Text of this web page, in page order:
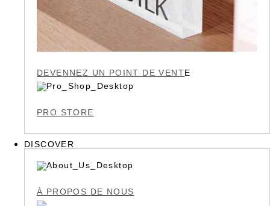
DEVENNEZ UN POINT DE VENTE
PRO STORE
DISCOVER
À PROPOS DE NOUS